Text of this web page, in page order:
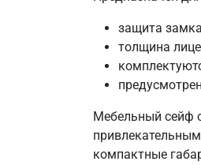
защита
толщина
Мебельный сейф
компактные